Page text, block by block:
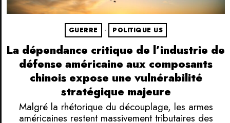
GUERRE · POLITIQUE US
La dépendance critique de l’industrie de
défense américaine aux composants
chinois expose une vulnérabilité
stratégique majeure
Malgré la rhétorique du découplage, les armes
américaines restent massivement tributaires des